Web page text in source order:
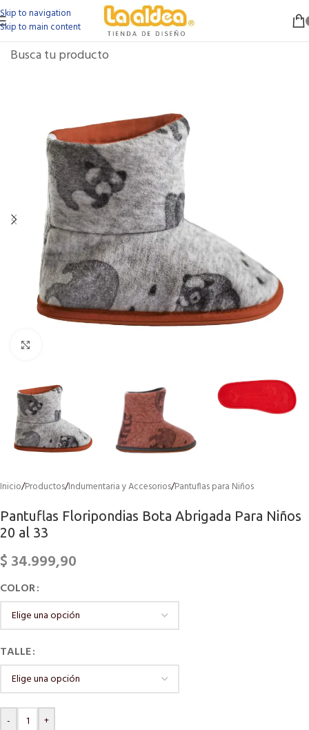
Skip to navigation
Skip to main content
Inicio/Productos/Indumentaria y Accesorios/Pantuflas para Niños
Pantuflas Floripondias Bota Abrigada Para Niños
20 al 33
$ 34.999,90
COLOR
TALLE
-
+